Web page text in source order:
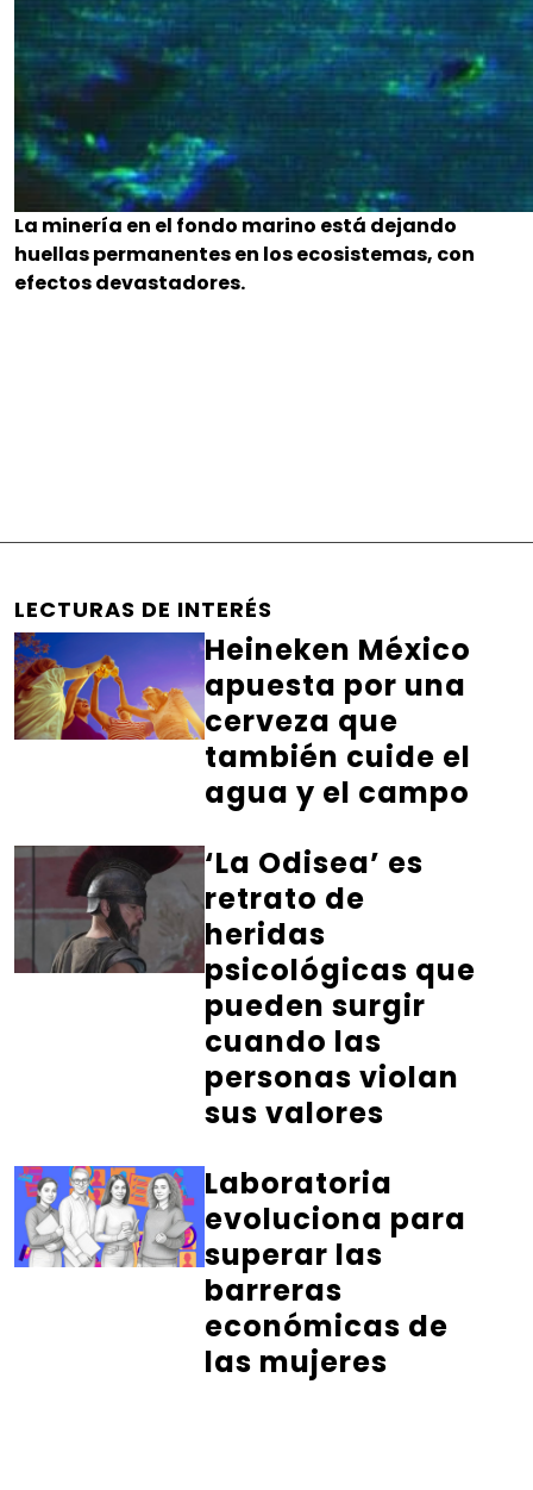
La minería en el fondo marino está dejando
huellas permanentes en los ecosistemas, con
efectos devastadores.
LECTURAS DE INTERÉS
Heineken México
apuesta por una
cerveza que
también cuide el
agua y el campo
‘La Odisea’ es
retrato de
heridas
psicológicas que
pueden surgir
cuando las
personas violan
sus valores
Laboratoria
evoluciona para
superar las
barreras
económicas de
las mujeres